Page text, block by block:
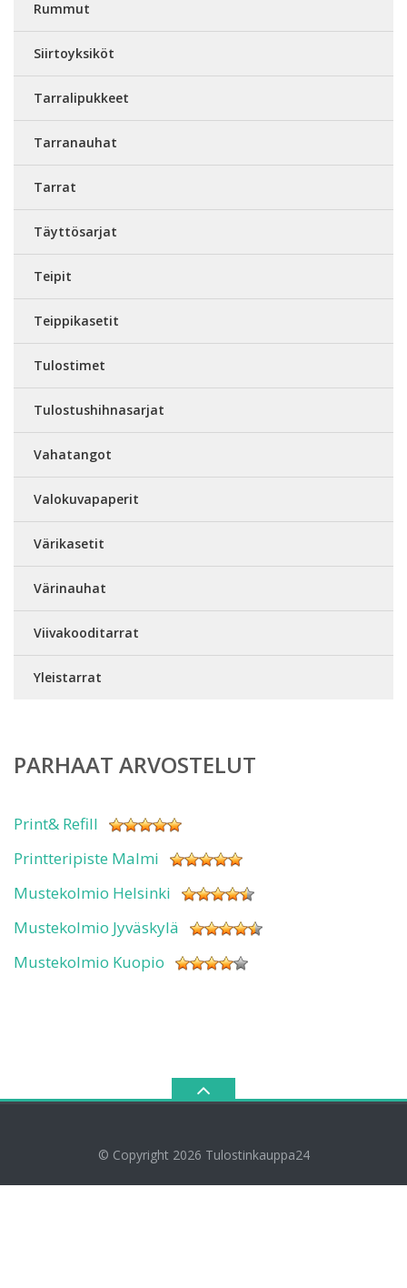
Rummut
Siirtoyksiköt
Tarralipukkeet
Tarranauhat
Tarrat
Täyttösarjat
Teipit
Teippikasetit
Tulostimet
Tulostushihnasarjat
Vahatangot
Valokuvapaperit
Värikasetit
Värinauhat
Viivakooditarrat
Yleistarrat
PARHAAT ARVOSTELUT
Print& Refill
Printteripiste Malmi
Mustekolmio Helsinki
Mustekolmio Jyväskylä
Mustekolmio Kuopio
© Copyright 2026 Tulostinkauppa24